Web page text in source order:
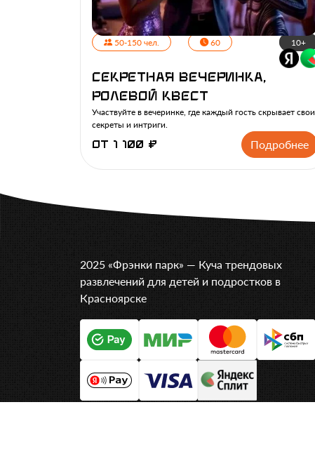
50-150 чел. 60 10+
Секретная вечеринка,
ролевой квест
Участвуйте в вечеринке, где каждый гость скрывает свои
секреты и интриги.
от 1 100 ₽ Подробнее
2025 «Фрэнки парк» — Куча трендовых
развлечений для детей и подростков в
Красноярске